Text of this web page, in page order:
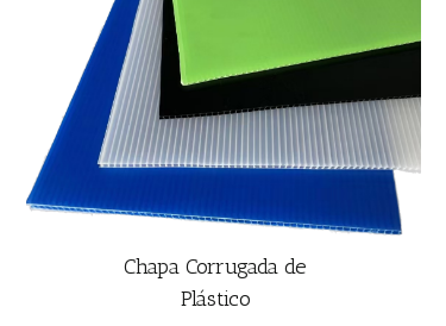
Chapa Corrugada de
Plástico